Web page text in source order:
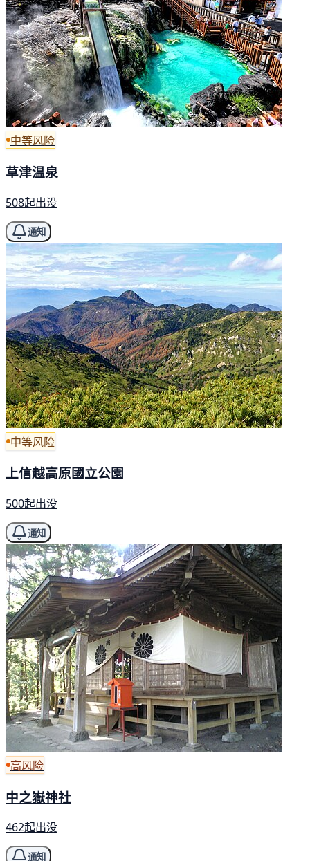
中等风险
草津温泉
508起出没
通知
中等风险
上信越高原國立公園
500起出没
通知
高风险
中之嶽神社
462起出没
通知